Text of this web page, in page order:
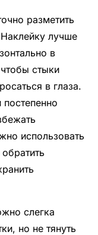
разметить
лучше
в
стыки
в глаза.
постепенно
использовать
слегка
но не тянуть